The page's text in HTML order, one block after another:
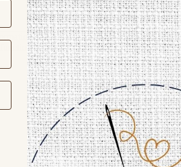
Consenting to these technologies